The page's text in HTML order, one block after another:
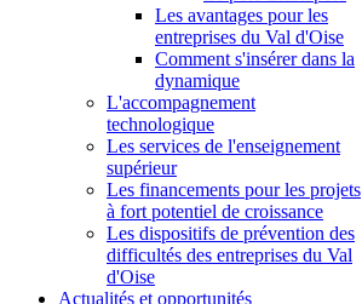
Les avantages pour les
entreprises du Val d'Oise
Comment s'insérer dans la
dynamique
L'accompagnement
technologique
Les services de l'enseignement
supérieur
Les financements pour les projets
à fort potentiel de croissance
Les dispositifs de prévention des
difficultés des entreprises du Val
d'Oise
Actualités et opportunités